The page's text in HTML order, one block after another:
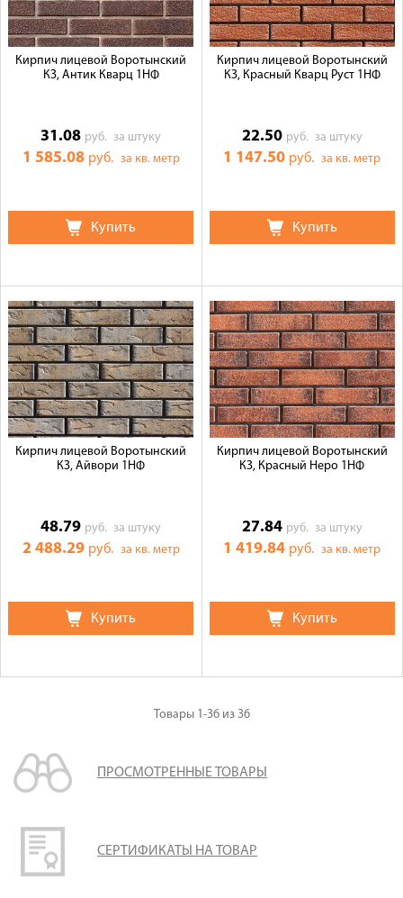
Кирпич лицевой Воротынский
КЗ, Антик Кварц 1НФ
31.08 руб.за штуку
1 585.08 руб. за кв. метр
Купить
Кирпич лицевой Воротынский
КЗ, Красный Кварц Руст 1НФ
22.50 руб. за штуку
1 147.50 руб.за кв. метр
Купить
Кирпич лицевой Воротынский
КЗ, Айвори 1НФ
48.79 руб.за штуку
2 488.29 руб. за кв. метр
Купить
Кирпич лицевой Воротынский
КЗ, Красный Неро 1НФ
27.84 руб. за штуку
1 419.84 руб.за кв. метр
Купить
Товары 1-36из 36
ПРОСМОТРЕННЫЕ ТОВАРЫ
СЕРТИФИКАТЫ НА ТОВАР